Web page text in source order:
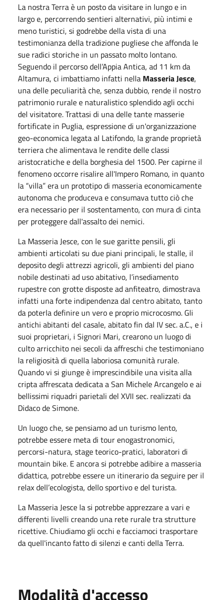
La nostra Terra è un posto da visitare in lungo e in
largo e, percorrendo sentieri alternativi, più intimi e
meno turistici, si godrebbe della vista di una
testimonianza della tradizione pugliese che affonda le
sue radici storiche in un passato molto lontano.
Seguendo il percorso dell’Appia Antica, ad 11 km da
Altamura, ci imbattiamo infatti nella Masseria Jesce,
una delle peculiarità che, senza dubbio, rende il nostro
patrimonio rurale e naturalistico splendido agli occhi
del visitatore. Trattasi di una delle tante masserie
fortificate in Puglia, espressione di un'organizzazione
geo-economica legata al Latifondo, la grande proprietà
terriera che alimentava le rendite delle classi
aristocratiche e della borghesia del 1500. Per capirne il
fenomeno occorre risalire all'Impero Romano, in quanto
la “villa” era un prototipo di masseria economicamente
autonoma che produceva e consumava tutto ciò che
era necessario per il sostentamento, con mura di cinta
per proteggere dall'assalto dei nemici.
La Masseria Jesce, con le sue garitte pensili, gli
ambienti articolati su due piani principali, le stalle, il
deposito degli attrezzi agricoli, gli ambienti del piano
nobile destinati ad uso abitativo, l’insediamento
rupestre con grotte disposte ad anfiteatro, dimostrava
infatti una forte indipendenza dal centro abitato, tanto
da poterla definire un vero e proprio microcosmo. Gli
antichi abitanti del casale, abitato fin dal IV sec. a.C., e i
suoi proprietari, i Signori Mari, crearono un luogo di
culto arricchito nei secoli da affreschi che testimoniano
la religiosità di quella laboriosa comunità rurale.
Quando vi si giunge è imprescindibile una visita alla
cripta affrescata dedicata a San Michele Arcangelo e ai
bellissimi riquadri parietali del XVII sec. realizzati da
Didaco de Simone.
Un luogo che, se pensiamo ad un turismo lento,
potrebbe essere meta di tour enogastronomici,
percorsi-natura, stage teorico-pratici, laboratori di
mountain bike. E ancora si potrebbe adibire a masseria
didattica, potrebbe essere un itinerario da seguire per il
relax dell’ecologista, dello sportivo e del turista.
La Masseria Jesce la si potrebbe apprezzare a vari e
differenti livelli creando una rete rurale tra strutture
ricettive. Chiudiamo gli occhi e facciamoci trasportare
da quell'incanto fatto di silenzi e canti della Terra.
Modalità d'accesso